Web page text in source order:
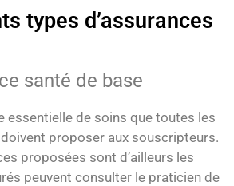
types d’assurances
santé de base
essentielle de soins que toutes les
proposer aux souscripteurs.
proposées sont d’ailleurs les
peuvent consulter le praticien de